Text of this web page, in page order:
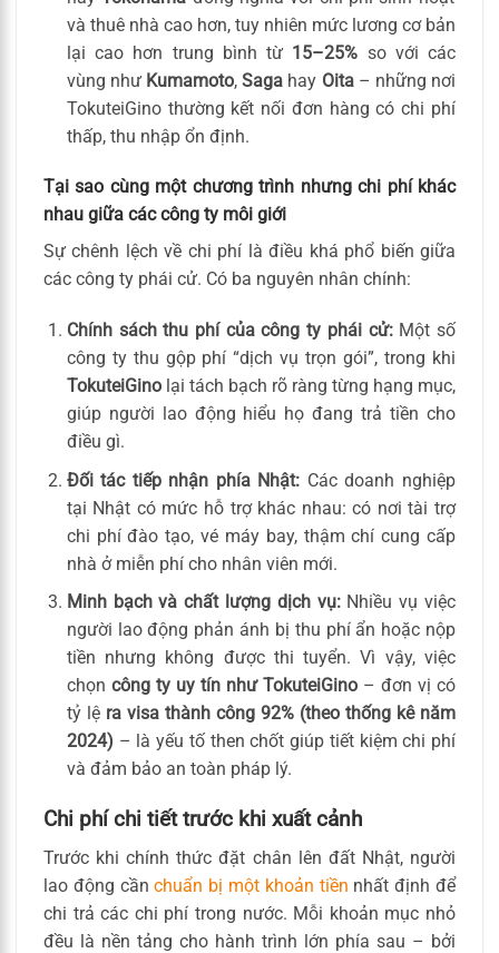
và thuê nhà cao hơn, tuy nhiên mức lương cơ bản
lại cao hơn trung bình từ 15–25% so với các
vùng như Kumamoto,Saga hay Oita– những nơi
TokuteiGino thường kết nối đơn hàng có chi phí
thấp, thu nhập ổn định.
Tại sao cùng một chương trình nhưng chi phí khác
nhau giữa các công ty môi giới
Sự chênh lệch về chi phí là điều khá phổ biến giữa
các công ty phái cử. Có ba nguyên nhân chính:
Chính sách thu phí của công ty phái cử:Một số
công ty thu gộp phí “dịch vụ trọn gói”, trong khi
TokuteiGinolại tách bạch rõ ràng từng hạng mục,
giúp người lao động hiểu họ đang trả tiền cho
điều gì.
Đối tác tiếp nhận phía Nhật: Các doanh nghiệp
tại Nhật có mức hỗ trợ khác nhau: có nơi tài trợ
chi phí đào tạo, vé máy bay, thậm chí cung cấp
nhà ở miễn phí cho nhân viên mới.
Minh bạch và chất lượng dịch vụ:Nhiều vụ việc
người lao động phản ánh bị thu phí ẩn hoặc nộp
tiền nhưng không được thi tuyển. Vì vậy, việc
chọn công ty uy tín như TokuteiGino– đơn vị có
tỷ lệ ra visa thành công 92% (theo thống kê năm
2024) – là yếu tố then chốt giúp tiết kiệm chi phí
và đảm bảo an toàn pháp lý.
Chi phí chi tiết trước khi xuất cảnh
Trước khi chính thức đặt chân lên đất Nhật, người
lao động cầnchuẩn bị một khoản tiền nhất định để
chi trả các chi phí trong nước. Mỗi khoản mục nhỏ
đều là nền tảng cho hành trình lớn phía sau – bởi